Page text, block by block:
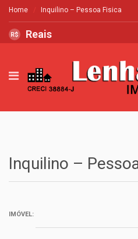
Home Inquilino – Pessoa Fisica
R$ Reais
Inquilino –
IMÓVEL: